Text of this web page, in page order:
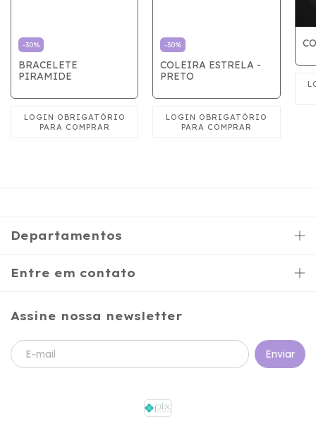
-30%
BRACELETE
PIRAMIDE
-30%
COLEIRA ESTRELA -
PRETO
Departamentos
Entre em contato
Assine nossa newsletter